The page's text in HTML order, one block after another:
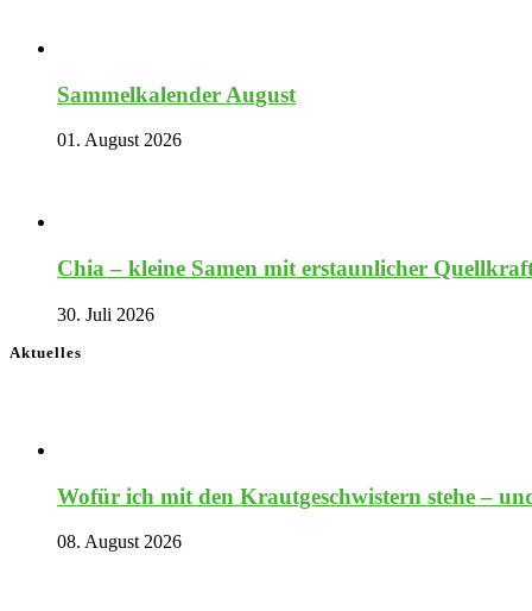
Sammelkalender August
01. August 2026
Chia – kleine Samen mit erstaunlicher
30. Juli 2026
Aktuelles
Wofür ich mit den Krautgeschwistern stehe –
08. August 2026